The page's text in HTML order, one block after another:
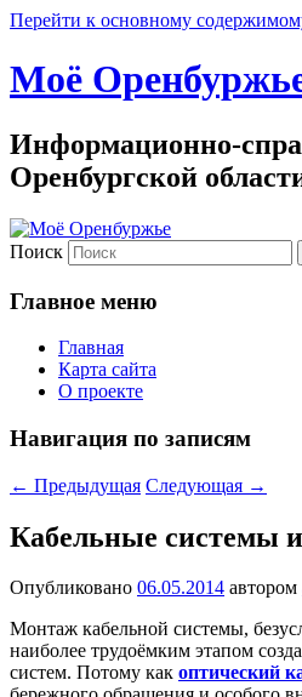
Перейти к основному
Моё
Информационно-
Оренбургской
Поиск
Главное меню
Главная
Карта сайта
О проекте
Навигация по записям
← Предыдущая Следующая →
Кабельные системы
Опубликовано 06.05.2014 автором
Монтаж кабельной системы,
наиболее трудоёмким этапом
систем. Потому как оптический